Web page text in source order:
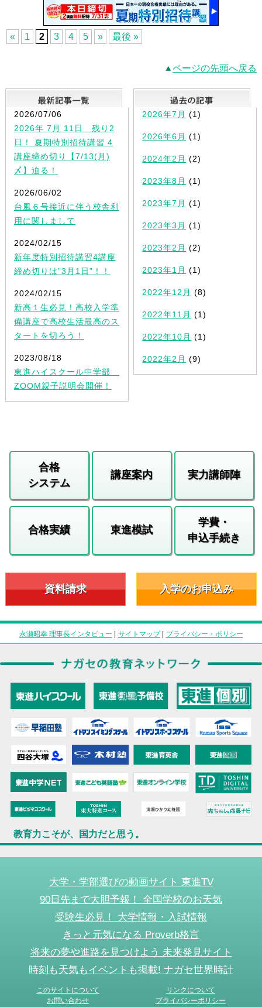
« 1 2 3 4 5 » 最後 »
ページの先頭へ戻る
最新記事一覧
2026/07/06
2026年 7月 11日 残り2
日！ 夏期特別招待講習 4
講座締め切り【7/13(月)
〆】迫る！
2026/06/02
台風６号接近に伴う校舎利
用に関しまして
2024/02/15
新年度特別招待講習4講座
締め切りは”3月1日”！！
2024/02/15
新高１生必見！高校入学準
備講座で高校生活最高のス
タートを切ろう！
2023/08/18
東進ハイスクール中学部
ZOOM親子説明会開催！
2026年7月 (1)
2026年6月 (1)
2024年2月 (2)
2023年8月 (1)
2023年7月 (1)
2023年3月 (1)
2023年2月 (2)
2023年1月 (1)
2022年12月 (8)
2022年11月 (1)
2022年10月 (1)
2022年2月 (9)
合格
システム
講座案内 実力講師陣
合格実績 東進模試
学費・
申込手続き
資料請求 入学のお申込み
永瀬昭幸 理事長インタビュー | サイトマップ| プライバシー・ポリシー
教育力こそが、国力だと思う。
大学・学部選びの動画サイト 東進TV
90日先まで大胆予報！ 全国学校のお天気
受験生必見！ 大学情報・入試情報
きっと元気になる Proverb格言
将来の夢や進路を見つけよう 未来発見サイト
時刻も天気もイベントも掲載! ナガセ世界時計
このサイトについて
リンクについて
お問い合わせ
プライバシーポリシー